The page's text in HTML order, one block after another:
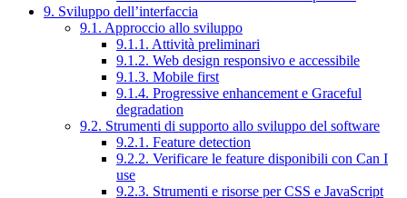
9. Sviluppo dell’interfaccia
9.1. Approccio allo sviluppo
9.1.1. Attività preliminari
9.1.2. Web design responsivo e accessibile
9.1.3. Mobile first
9.1.4. Progressive enhancement e Graceful
degradation
9.2. Strumenti di supporto allo sviluppo del software
9.2.1. Feature detection
9.2.2. Verificare le feature disponibili con Can I
use
9.2.3. Strumenti e risorse per CSS e JavaScript